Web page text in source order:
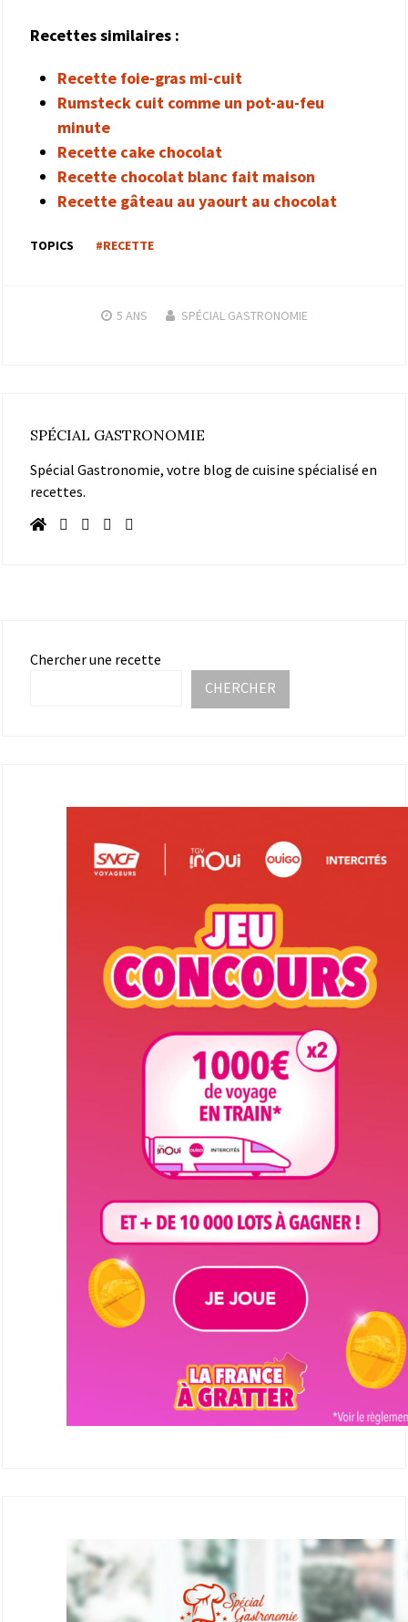
Recettes similaires :
Recette foie-gras mi-cuit
Rumsteck cuit comme un pot-au-feu
minute
Recette cake chocolat
Recette chocolat blanc fait maison
Recette gâteau au yaourt au chocolat
TOPICS #RECETTE
5 ANS SPÉCIAL GASTRONOMIE
SPÉCIAL GASTRONOMIE
Spécial Gastronomie, votre blog de cuisine spécialisé en
recettes.
Chercher une recette
CHERCHER